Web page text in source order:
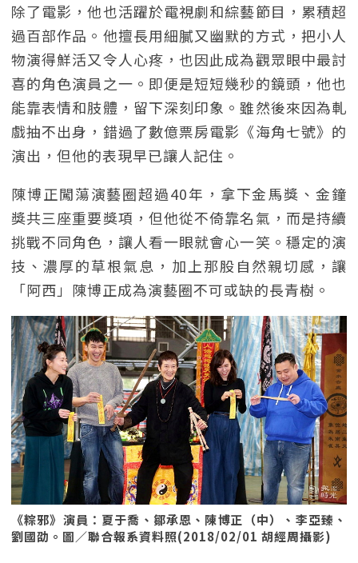
除了電影，他也活躍於電視劇和綜藝節目，累積超
過百部作品。他擅長用細膩又幽默的方式，把小人
物演得鮮活又令人心疼，也因此成為觀眾眼中最討
喜的角色演員之一。即便是短短幾秒的鏡頭，他也
能靠表情和肢體，留下深刻印象。雖然後來因為軋
戲抽不出身，錯過了數億票房電影《海角七號》的
演出，但他的表現早已讓人記住。
陳博正闖蕩演藝圈超過40年，拿下金馬獎、金鐘
獎共三座重要獎項，但他從不倚靠名氣，而是持續
挑戰不同角色，讓人看一眼就會心一笑。穩定的演
技、濃厚的草根氣息，加上那股自然親切感，讓
「阿西」陳博正成為演藝圈不可或缺的長青樹。
《粽邪》演員：夏于喬、鄒承恩、陳博正（中）、李亞臻、
劉國劭。圖／聯合報系資料照(2018/02/01 胡經周攝影)